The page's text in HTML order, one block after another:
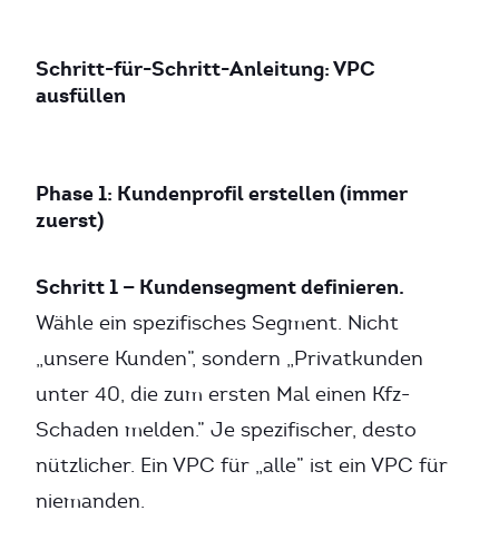
Schritt-für-Schritt-Anleitung: VPC
ausfüllen
Phase 1: Kundenprofil erstellen (immer
zuerst)
Schritt 1 — Kundensegment definieren.
Wähle ein spezifisches Segment. Nicht
„unsere Kunden”, sondern „Privatkunden
unter 40, die zum ersten Mal einen Kfz-
Schaden melden.” Je spezifischer, desto
nützlicher. Ein VPC für „alle” ist ein VPC für
niemanden.